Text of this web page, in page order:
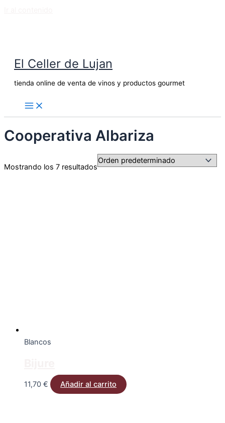
El Celler de Lujan
tienda online de venta de vinos y productos gourmet
Cooperativa Albariza
Mostrando los 7 resultados
Blancos
11,70 € Añadir al carrito